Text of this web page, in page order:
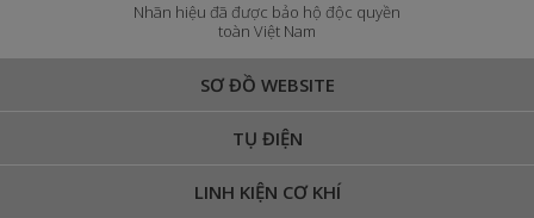
Nhãn hiệu đã được bảo hộ độc quyền
toàn Việt Nam
SƠ ĐỒ WEBSITE
TỤ ĐIỆN
LINH KIỆN CƠ KHÍ